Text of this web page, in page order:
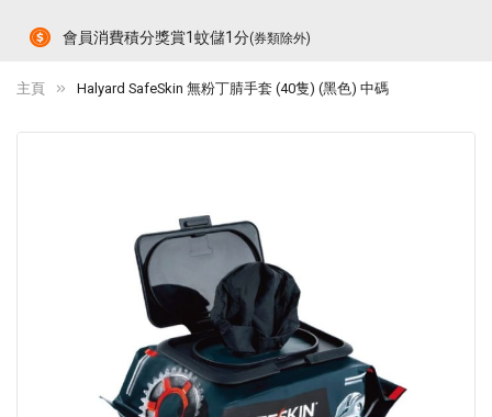
會員消費積分獎賞1蚊儲1分(券類除外)
主頁 Halyard SafeSkin 無粉丁腈手套 (40隻) (黑色) 中碼